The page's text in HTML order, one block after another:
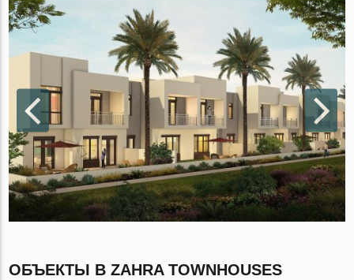
ОБЪЕКТЫ В ZAHRA TOWNHOUSES